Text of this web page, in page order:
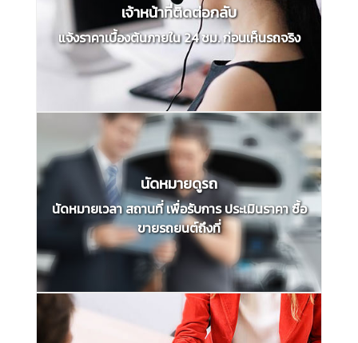
เจ้าหน้าที่ติดต่อกลับ
แจ้งราคาเบื้องต้นภายใน 24 ชม. ก่อนเห็นรถจริง
นัดหมายดูรถ
นัดหมายเวลา สถานที่ เพื่อรับการ ประเมินราคา ซื้อ
ขายรถยนต์ถึงที่